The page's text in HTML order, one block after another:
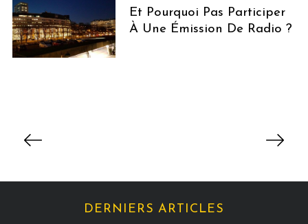
Et Pourquoi Pas Participer
À Une Émission De Radio ?
i
DERNIERS ARTICLES